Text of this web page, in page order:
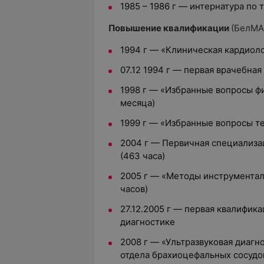
1985 – 1986 г — интернатура по
Повышение квалификации
1994 г — «Клиническая
07.12 1994 г — первая
1998 г — «Избранные вопросы
месяца)
1999 г — «Избранные вопросы
2004 г — Первичная
(463 часа)
2005 г — «Методы
часов)
27.12.2005 г — первая
диагностике
2008 г — «Ультразвуковая
отдела брахиоцефальных